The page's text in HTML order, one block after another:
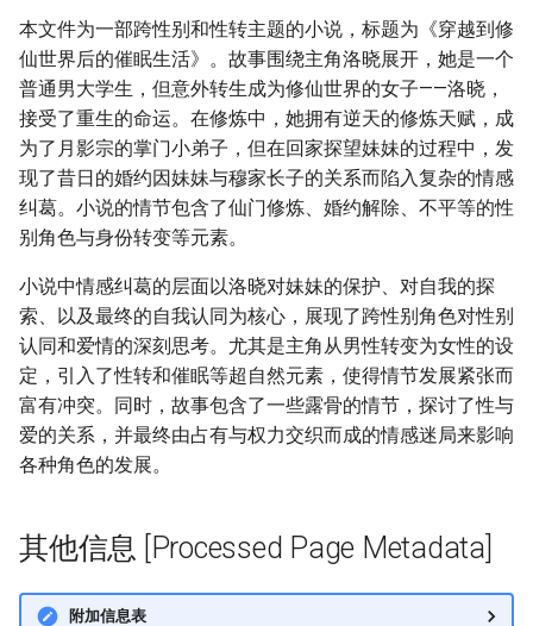
本文件为一部跨性别和性转主题的小说，标题为《穿越到修
仙世界后的催眠生活》。故事围绕主角洛晓展开，她是一个
普通男大学生，但意外转生成为修仙世界的女子——洛晓，
接受了重生的命运。在修炼中，她拥有逆天的修炼天赋，成
为了月影宗的掌门小弟子，但在回家探望妹妹的过程中，发
现了昔日的婚约因妹妹与穆家长子的关系而陷入复杂的情感
纠葛。小说的情节包含了仙门修炼、婚约解除、不平等的性
别角色与身份转变等元素。
小说中情感纠葛的层面以洛晓对妹妹的保护、对自我的探
索、以及最终的自我认同为核心，展现了跨性别角色对性别
认同和爱情的深刻思考。尤其是主角从男性转变为女性的设
定，引入了性转和催眠等超自然元素，使得情节发展紧张而
富有冲突。同时，故事包含了一些露骨的情节，探讨了性与
爱的关系，并最终由占有与权力交织而成的情感迷局来影响
各种角色的发展。
其他信息 [Processed Page Metadata]
附加信息表